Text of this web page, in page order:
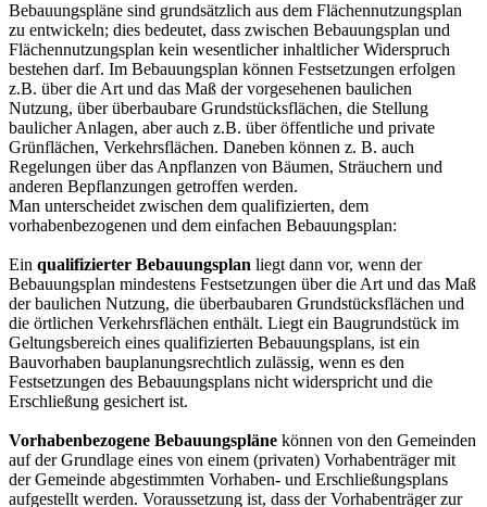
Bebauungspläne sind grundsätzlich aus dem Flächennutzungsplan
zu entwickeln; dies bedeutet, dass zwischen Bebauungsplan und
Flächennutzungsplan kein wesentlicher inhaltlicher Widerspruch
bestehen darf. Im Bebauungsplan können Festsetzungen erfolgen
z.B. über die Art und das Maß der vorgesehenen baulichen
Nutzung, über überbaubare Grundstücksflächen, die Stellung
baulicher Anlagen, aber auch z.B. über öffentliche und private
Grünflächen, Verkehrsflächen. Daneben können z. B. auch
Regelungen über das Anpflanzen von Bäumen, Sträuchern und
anderen Bepflanzungen getroffen werden.
Man unterscheidet zwischen dem qualifizierten, dem
vorhabenbezogenen und dem einfachen Bebauungsplan:
Ein qualifizierter Bebauungsplan liegt dann vor, wenn der
Bebauungsplan mindestens Festsetzungen über die Art und das Maß
der baulichen Nutzung, die überbaubaren Grundstücksflächen und
die örtlichen Verkehrsflächen enthält. Liegt ein Baugrundstück im
Geltungsbereich eines qualifizierten Bebauungsplans, ist ein
Bauvorhaben bauplanungsrechtlich zulässig, wenn es den
Festsetzungen des Bebauungsplans nicht widerspricht und die
Erschließung gesichert ist.
Vorhabenbezogene Bebauungspläne können von den Gemeinden
auf der Grundlage eines von einem (privaten) Vorhabenträger mit
der Gemeinde abgestimmten Vorhaben- und Erschließungsplans
aufgestellt werden. Voraussetzung ist, dass der Vorhabenträger zur